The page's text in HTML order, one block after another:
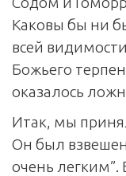
Каковы бы ни
всей
Божьего
оказалось
Итак, мы
Он был
очень